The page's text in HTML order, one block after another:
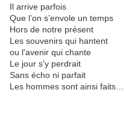
Il arrive parfois
Que l’on s’envole un temps
Hors de notre présent
Les souvenirs qui hantent
ou l'avenir qui chante
Le jour s’y perdrait
Sans écho ni parfait
Les hommes sont ainsi faits…